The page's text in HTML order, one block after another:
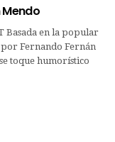
Mendo
Basada en la popular
Fernando Fernán
toque humorístico